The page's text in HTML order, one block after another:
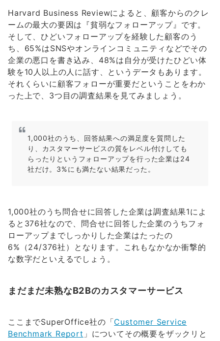
Harvard Business Reviewによると、顧客からのクレ
ームの最大の要因は『貧弱なフォローアップ』です。
そして、ひどいフォローアップを経験した顧客のう
ち、65%はSNSやオンラインコミュニティなどでその
企業の悪口を書き込み、48%は自分が受けたひどい体
験を10人以上の人に話す、というデータもあります。
それくらいに顧客フォローが重要だということをわか
った上で、3つ目の調査結果を見てみましょう。
1,000社のうち、回答結果への満足度を質問した
り、カスタマーサービスの質をレベル付けしても
らったりというフォローアップを行った企業は24
社だけ。3%にも満たない結果だった。
1,000社のうち問合せに回答した企業は調査結果1によ
ると376社なので、問合せに回答した企業のうちフォ
ローアップまでしっかりした企業はたったの
6%（24/376社）となります。これもなかなか衝撃的
な数字だといえるでしょう。
まだまだ未熟なB2Bのカスタマーサービス
ここまでSuperOffice社の「Customer Service
Benchmark Report 」についてその概要をザックリと